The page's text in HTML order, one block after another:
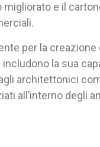
e il
per la creazione
la sua
architettonici
all’interno degli